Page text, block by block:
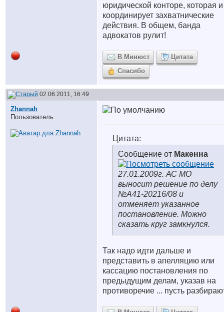
юридической конторе, которая и
координирует захватнические
действия. В общем, банда
адвокатов рулит!
В Минюст
Цитата
Спасибо
02.06.2011, 16:49
Zhannah
Пользователь
Цитата:
Сообщение от Макенна
27.01.2009г. АС МО
выносит решение по делу
№А41-20216/08 и
отменяет указанное
постановление. Можно
сказать круг замкнулся.
Так надо идти дальше и
представить в апелляцию или
кассацию постановления по
предыдущим делам, указав на
противоречие ... пусть